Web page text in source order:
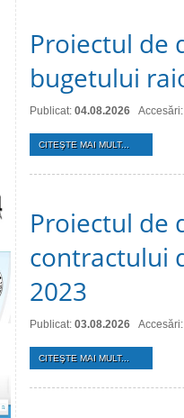
Proiectul de
bugetului
Publicat: 04.08.2026
CITEŞTE MAI MULT...
Proiectul de
contractului
2023
Publicat: 03.08.2026
CITEŞTE MAI MULT...